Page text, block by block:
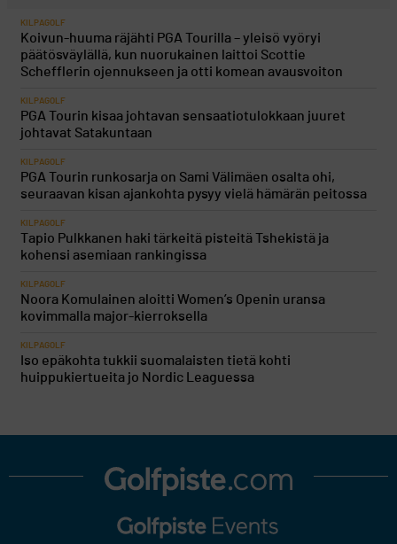
KILPAGOLF
Koivun-huuma räjähti PGA Tourilla – yleisö vyöryi
päätösväylällä, kun nuorukainen laittoi Scottie
Schefflerin ojennukseen ja otti komean avausvoiton
KILPAGOLF
PGA Tourin kisaa johtavan sensaatiotulokkaan juuret
johtavat Satakuntaan
KILPAGOLF
PGA Tourin runkosarja on Sami Välimäen osalta ohi,
seuraavan kisan ajankohta pysyy vielä hämärän peitossa
KILPAGOLF
Tapio Pulkkanen haki tärkeitä pisteitä Tshekistä ja
kohensi asemiaan rankingissa
KILPAGOLF
Noora Komulainen aloitti Women’s Openin uransa
kovimmalla major-kierroksella
KILPAGOLF
Iso epäkohta tukkii suomalaisten tietä kohti
huippukiertueita jo Nordic Leaguessa